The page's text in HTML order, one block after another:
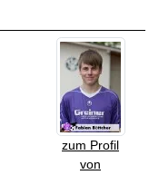
zum Profil
von